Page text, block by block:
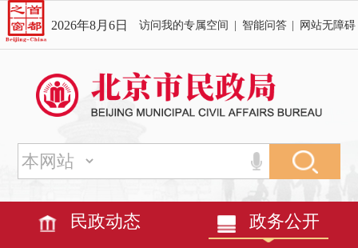
2026年8月6日 访问我的专属空间 智能问答 网站无障碍
民政动态 政务公开